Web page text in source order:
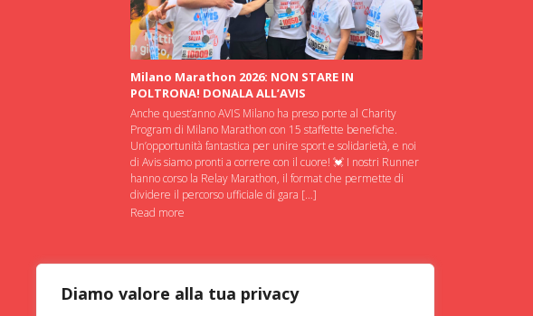
Diamo valore alla tua privacy
Milano Marathon 2026: NON STARE IN
POLTRONA! DONALA ALL’AVIS
Anche quest’anno AVIS Milano ha preso porte al Charity
Program di Milano Marathon con 15 staffette benefiche.
Un’opportunità fantastica per unire sport e solidarietà, e noi
di Avis siamo pronti a correre con il cuore! 💓 I nostri Runner
hanno corso la Relay Marathon, il format che permette di
dividere il percorso ufficiale di gara […]
Read more